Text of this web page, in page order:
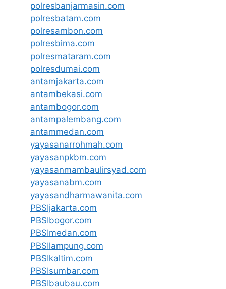
polresbanjarmasin.com
polresbatam.com
polresambon.com
polresbima.com
polresmataram.com
polresdumai.com
antamjakarta.com
antambekasi.com
antambogor.com
antampalembang.com
antammedan.com
yayasanarrohmah.com
yayasanpkbm.com
yayasanmambaulirsyad.com
yayasanabm.com
yayasandharmawanita.com
PBSIjakarta.com
PBSIbogor.com
PBSImedan.com
PBSIlampung.com
PBSIkaltim.com
PBSIsumbar.com
PBSIbaubau.com